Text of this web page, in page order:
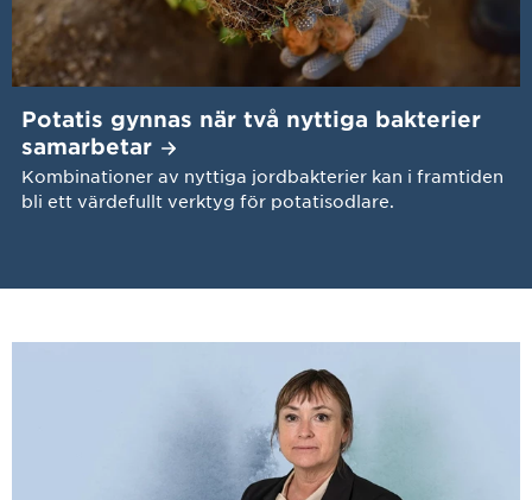
Potatis gynnas när två nyttiga bakterier
samarbetar
Kombinationer av nyttiga jordbakterier kan i framtiden
bli ett värdefullt verktyg för potatisodlare.